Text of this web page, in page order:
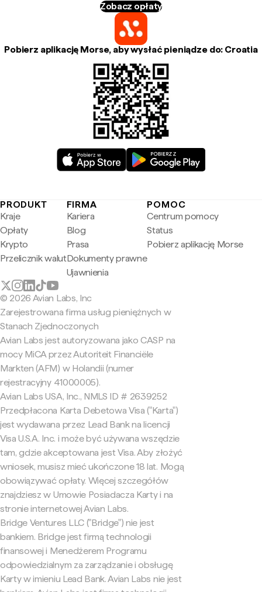
Zobacz opłaty
Pobierz aplikację Morse, aby wysłać pieniądze do: Croatia
PRODUKT
Kraje
Opłaty
Krypto
Przelicznik walut
FIRMA
Kariera
Blog
Prasa
Dokumenty prawne
Ujawnienia
POMOC
Centrum pomocy
Status
Pobierz aplikację Morse
© 2026 Avian Labs, Inc
Zarejestrowana firma usług pieniężnych w
Stanach Zjednoczonych
Avian Labs jest autoryzowana jako CASP na
mocy MiCA przez Autoriteit Financiële
Markten (AFM) w Holandii (numer
rejestracyjny 41000005).
Avian Labs USA, Inc., NMLS ID # 2639252
Przedpłacona Karta Debetowa Visa ("Karta")
jest wydawana przez Lead Bank na licencji
Visa U.S.A. Inc. i może być używana wszędzie
tam, gdzie akceptowana jest Visa. Aby złożyć
wniosek, musisz mieć ukończone 18 lat. Mogą
obowiązywać opłaty. Więcej szczegółów
znajdziesz w Umowie Posiadacza Karty i na
stronie internetowej Avian Labs.
Bridge Ventures LLC ("Bridge") nie jest
bankiem. Bridge jest firmą technologii
finansowej i Menedżerem Programu
odpowiedzialnym za zarządzanie i obsługę
Karty w imieniu Lead Bank. Avian Labs nie jest